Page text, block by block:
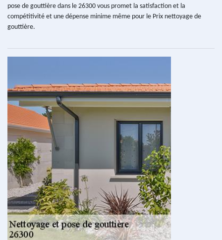
pose de gouttière dans le 26300 vous promet la satisfaction et la
compétitivité et une dépense minime même pour le Prix nettoyage de
gouttière.